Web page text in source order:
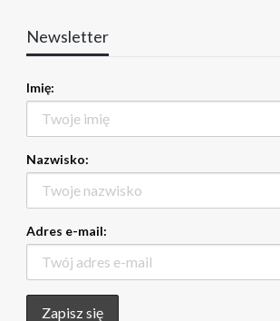
Newsletter
Imię:
Nazwisko:
Adres e-mail: